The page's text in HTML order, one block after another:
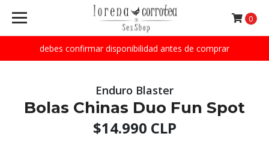
debes confirmar disponibilidad antes de comprar
0
Enduro Blaster
Bolas Chinas Duo Fun Spot
$14.990 CLP